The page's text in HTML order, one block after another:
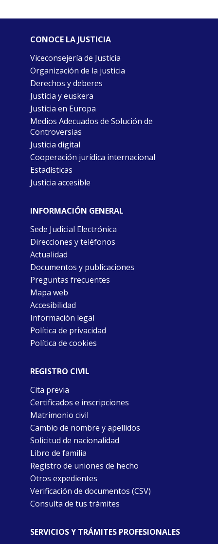
CONOCE LA JUSTICIA
Viceconsejería de Justicia
Organización de la justicia
Derechos y deberes
Justicia y euskera
Justicia en Europa
Medios Adecuados de Solución de
Controversias
Justicia digital
Cooperación jurídica internacional
Estadísticas
Justicia accesible
INFORMACIÓN GENERAL
Sede Judicial Electrónica
Direcciones y teléfonos
Actualidad
Documentos y publicaciones
Preguntas frecuentes
Mapa web
Accesibilidad
Información legal
Política de privacidad
Política de cookies
REGISTRO CIVIL
Cita previa
Certificados e inscripciones
Matrimonio civil
Cambio de nombre y apellidos
Solicitud de nacionalidad
Libro de familia
Registro de uniones de hecho
Otros expedientes
Verificación de documentos (CSV)
Consulta de tus trámites
SERVICIOS Y TRÁMITES PROFESIONALES